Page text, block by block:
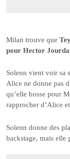
Milan trouve que
pour Hector
Solenn vient voir sa
Alice ne donne pas
qu’elle bosse pour
rapprocher d’Alice
Solenn donne des
backstage, mais elle